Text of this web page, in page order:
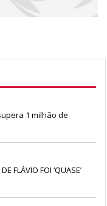
1 milhão de
FLÁVIO FOI ‘QUASE’